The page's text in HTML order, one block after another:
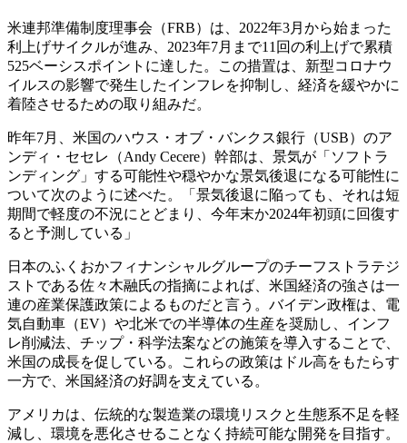
米連邦準備制度理事会（FRB）は、2022年3月から始まった
利上げサイクルが進み、2023年7月まで11回の利上げで累積
525ベーシスポイントに達した。この措置は、新型コロナウ
イルスの影響で発生したインフレを抑制し、経済を緩やかに
着陸させるための取り組みだ。
昨年7月、米国のハウス・オブ・バンクス銀行（USB）のア
ンディ・セセレ（Andy Cecere）幹部は、景気が「ソフトラ
ンディング」する可能性や穏やかな景気後退になる可能性に
ついて次のように述べた。「景気後退に陥っても、それは短
期間で軽度の不況にとどまり、今年末か2024年初頭に回復す
ると予測している」
日本のふくおかフィナンシャルグループのチーフストラテジ
ストである佐々木融氏の指摘によれば、米国経済の強さは一
連の産業保護政策によるものだと言う。バイデン政権は、電
気自動車（EV）や北米での半導体の生産を奨励し、インフ
レ削減法、チップ・科学法案などの施策を導入することで、
米国の成長を促している。これらの政策はドル高をもたらす
一方で、米国経済の好調を支えている。
アメリカは、伝統的な製造業の環境リスクと生態系不足を軽
減し、環境を悪化させることなく持続可能な開発を目指す。